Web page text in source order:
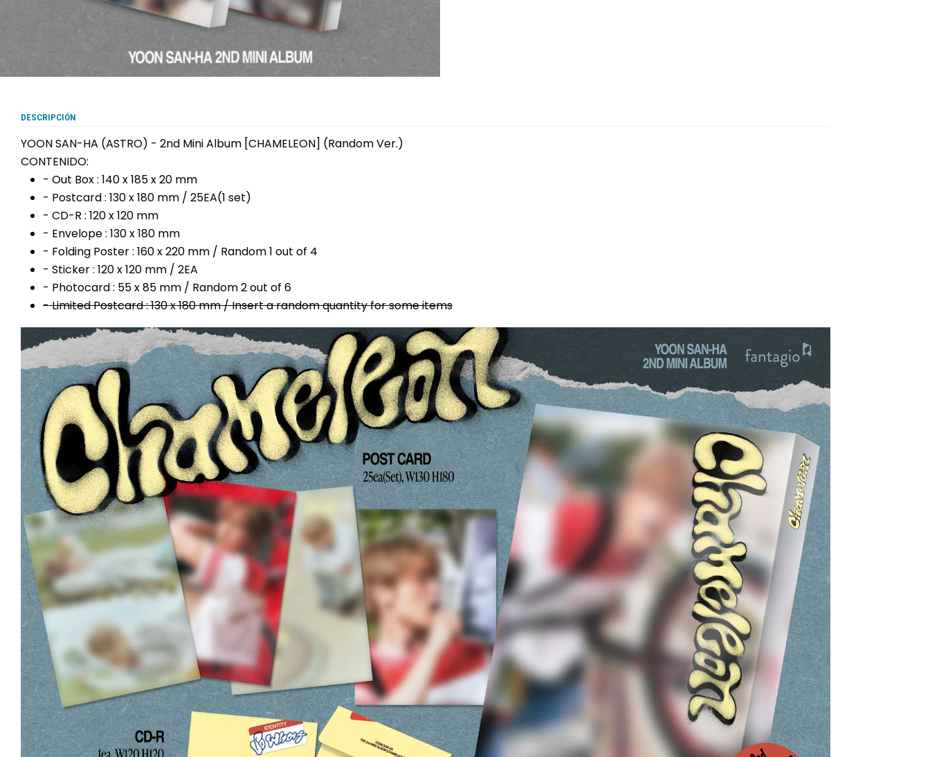
DESCRIPCIÓN
YOON SAN-HA (ASTRO) - 2nd Mini Album [CHAMELEON] (Random Ver.)
CONTENIDO:
- Out Box : 140 x 185 x 20 mm
- Postcard : 130 x 180 mm / 25EA(1 set)
- CD-R : 120 x 120 mm
- Envelope : 130 x 180 mm
- Folding Poster : 160 x 220 mm / Random 1 out of 4
- Sticker : 120 x 120 mm / 2EA
- Photocard : 55 x 85 mm / Random 2 out of 6
- Limited Postcard : 130 x 180 mm / Insert a random quantity for some items